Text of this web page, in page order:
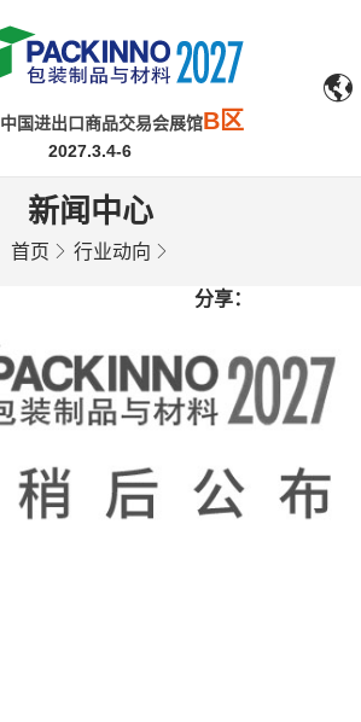
中国进出口商品交易会展馆B区
2027.3.4-6
新闻中心
首页 行业动向
分享：